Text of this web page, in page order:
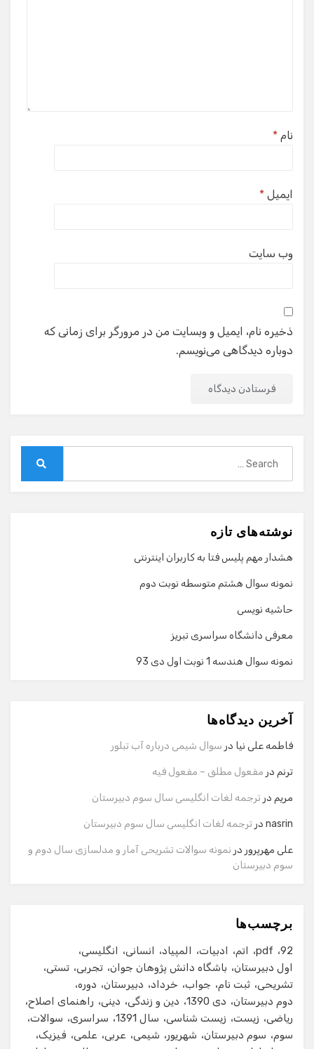
نام *
ایمیل *
وب‌ سایت
ذخیره نام، ایمیل و وبسایت من در مرورگر برای زمانی که
دوباره دیدگاهی می‌نویسم.
نوشته‌های تازه
هشدار مهم پلیس فتا به کاربران اینترنتی
نمونه سوال هشتم متوسطه نوبت دوم
حاشیه نویسی
معرفی دانشگاه سراسری تبریز
نمونه سوال هندسه 1 نوبت اول دی 93
آخرین دیدگاه‌ها
فاطمه علی نیا در سوال شیمی درباره آب تبلور
ترنم در مفعول مطلق – مفعول فیه
مریم در ترجمه لغات انگلیسی سال سوم دبیرستان
nasrin در ترجمه لغات انگلیسی سال سوم دبیرستان
علی مهرپرور در نمونه سوالات تشریحی آمار و مدلسازی سال دوم و
سوم دبیرستان
برچسب‌ها
92
pdf اتم ادبیات المپیاد انسانی
انگلیسی
اول دبیرستان
باشگاه دانش پژوهان جوان تجربی تستی
تشریحی ثبت نام جواب خرداد دبیرستان
دوره
دوم دبیرستان
دی 1390 دین و زندگی دینی
راهنمای اصلاح
ریاضی
زیست زیست شناسی سال 1391 سراسری
سوالات
سوم
سوم دبیرستان شهریور شیمی عربی علمی
فیزیک
گفت‌وگو با دستیار هوشمند
سلام! برای شروع گفت‌وگو لطفاً شماره تماس یا ایمیل خود را
وارد کنید.
ایمیل